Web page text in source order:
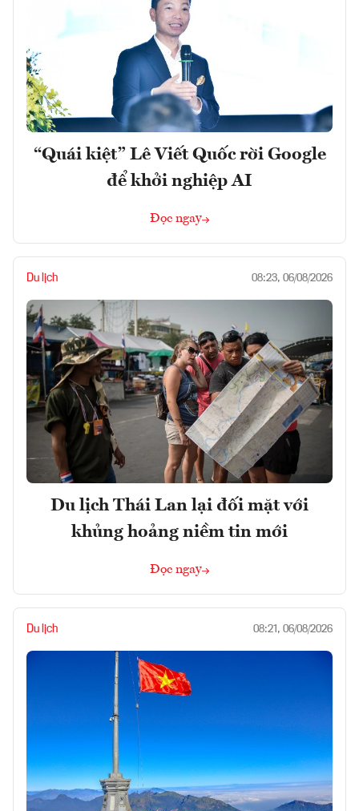
“Quái kiệt” Lê Viết Quốc rời Google
để khởi nghiệp AI
Đọc ngay
Du lịch 08:23, 06/08/2026
Du lịch Thái Lan lại đối mặt với
khủng hoảng niềm tin mới
Đọc ngay
Du lịch 08:21, 06/08/2026